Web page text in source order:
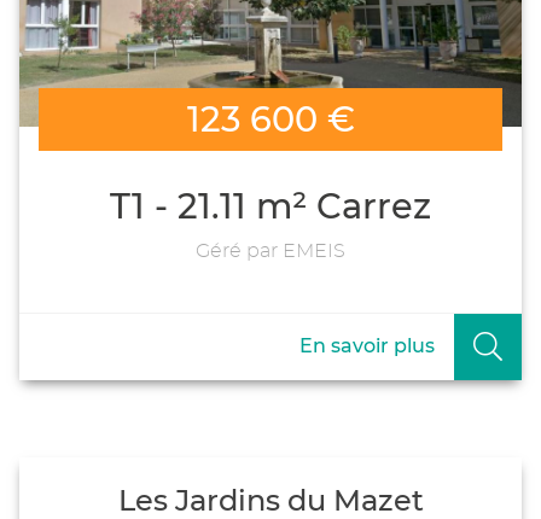
123 600 €
T1 - 21.11 m² Carrez
Géré par EMEIS
En savoir plus
Les Jardins du Mazet